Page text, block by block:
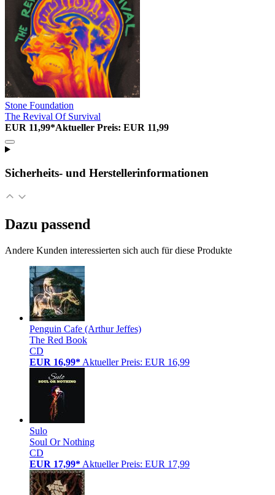
Stone Foundation
The Revival Of Survival
EUR 11,99*Aktueller Preis: EUR 11,99
Sicherheits- und Herstellerinformationen
Dazu passend
Andere Kunden interessierten sich auch für diese Produkte
Penguin Cafe (Arthur Jeffes)
The Red Book
CD
EUR 16,99* Aktueller Preis: EUR 16,99
Sulo
Soul Or Nothing
CD
EUR 17,99* Aktueller Preis: EUR 17,99